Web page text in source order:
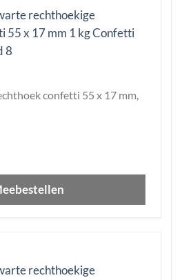
confetti 55 x 17 mm,